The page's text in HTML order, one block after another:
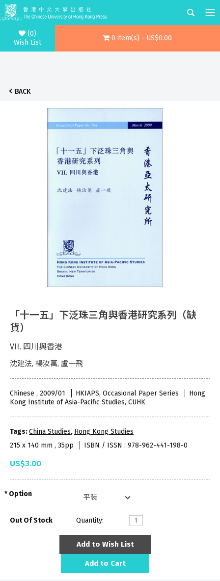
(0)
Wish List
0 item(s) - US$0.00
BACK
「十一五」下泛珠三角與香港研究系列（缺
貨）
VII. 四川與香港
沈建法, 楊汝萬, 盧一飛
Chinese , 2009/01 HKIAPS, Occasional Paper Series
Hong
Kong Institute of Asia-Pacific Studies, CUHK
Tags:China Studies, Hong Kong Studies
215 x 140 mm , 35pp
ISBN / ISSN : 978-962-441-198-0
US$3.00
Option
Out Of Stock Quantity:
Add to Wish List
Add to Cart